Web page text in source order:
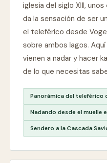
iglesia del siglo XIII,
da la sensación de ser
el teleférico desde
sobre ambos lagos.
vienen a nadar y hacer
de lo que necesitas
Panorámica del teleférico
Nadando desde el muelle
Sendero a la Cascada